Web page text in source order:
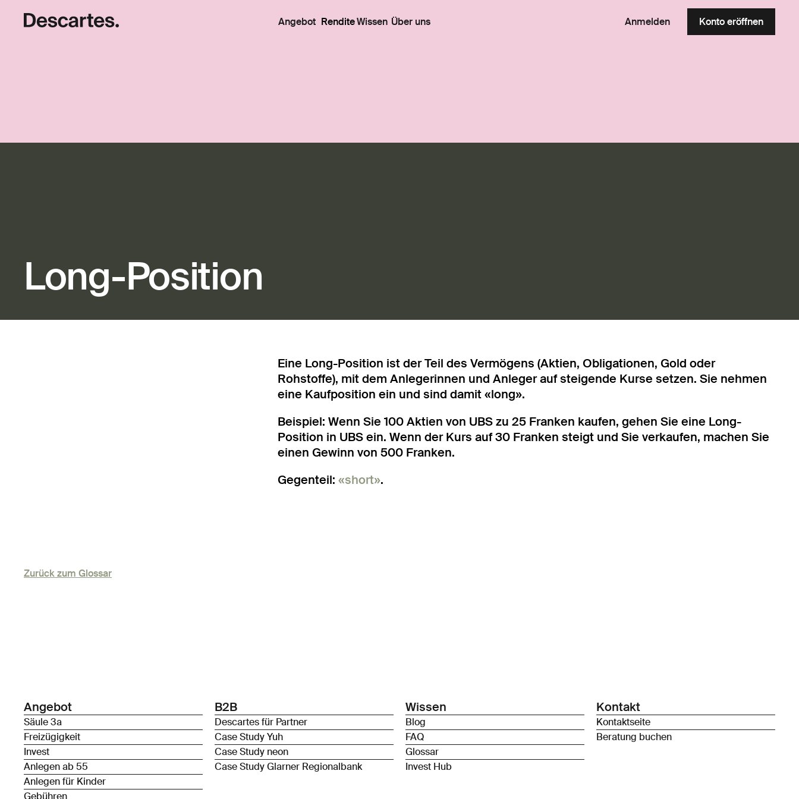
Angebot RenditeWissen Über uns Anmelden Konto eröffnen
Long-Position
Eine Long-Position ist der Teil des Vermögens (Aktien, Obligationen, Gold oder
Rohstoffe), mit dem Anlegerinnen und Anleger auf steigende Kurse setzen. Sie nehmen
eine Kaufposition ein und sind damit «long».
Beispiel: Wenn Sie 100 Aktien von UBS zu 25 Franken kaufen, gehen Sie eine Long-
Position in UBS ein. Wenn der Kurs auf 30 Franken steigt und Sie verkaufen, machen Sie
einen Gewinn von 500 Franken.
Gegenteil:«short».
Zurück zum Glossar
Angebot
Säule 3a
Freizügigkeit
Invest
Anlegen ab 55
Anlegen für Kinder
Gebühren
B2B
Descartes für Partner
Case Study Yuh
Case Study neon
Case Study Glarner Regionalbank
Wissen
Blog
FAQ
Glossar
Invest Hub
Kontakt
Kontaktseite
Beratung buchen